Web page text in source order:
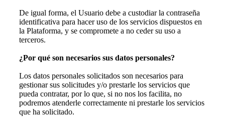
De igual forma, el Usuario debe a custodiar la contraseña
identificativa para hacer uso de los servicios dispuestos en
la Plataforma, y se compromete a no ceder su uso a
terceros.
¿Por qué son necesarios sus datos personales?
Los datos personales solicitados son necesarios para
gestionar sus solicitudes y/o prestarle los servicios que
pueda contratar, por lo que, si no nos los facilita, no
podremos atenderle correctamente ni prestarle los servicios
que ha solicitado.